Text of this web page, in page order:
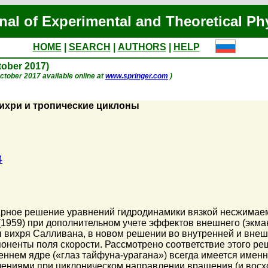
of Experimental and Theoretical
HOME SEARCH AUTHORS
HELP
2017)
2017 available online atwww.springer.com )
и тропические циклоны
решение уравнений гидродинамики вязкой
при дополнительном учете эффектов внешнего
вихря Салливана, в новом решении во внутренней и
поля скорости. Рассмотрено соответствие этого
ядре («глаз тайфуна-урагана») всегда имеется
при циклоническом направлении вращения (и